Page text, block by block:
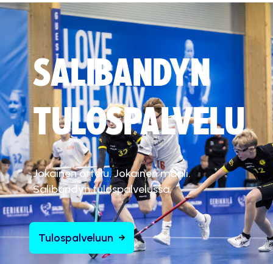
SALIBANDYN
TULOSPALVELU
Jokainen ottelu. Jokainen maali.
Salibandyn tulospalvelussa.
Tulospalveluun